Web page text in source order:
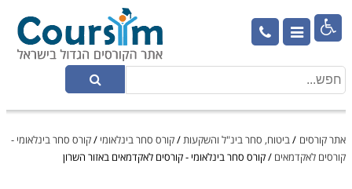

אתר קורסים /ביטוח, סחר בינ"ל והשקעות/קורס סחר בינלאומי /קורס סחר בינלאומי -
קורסים לאקדמאים /קורס סחר בינלאומי - קורסים לאקדמאים באזור השרון